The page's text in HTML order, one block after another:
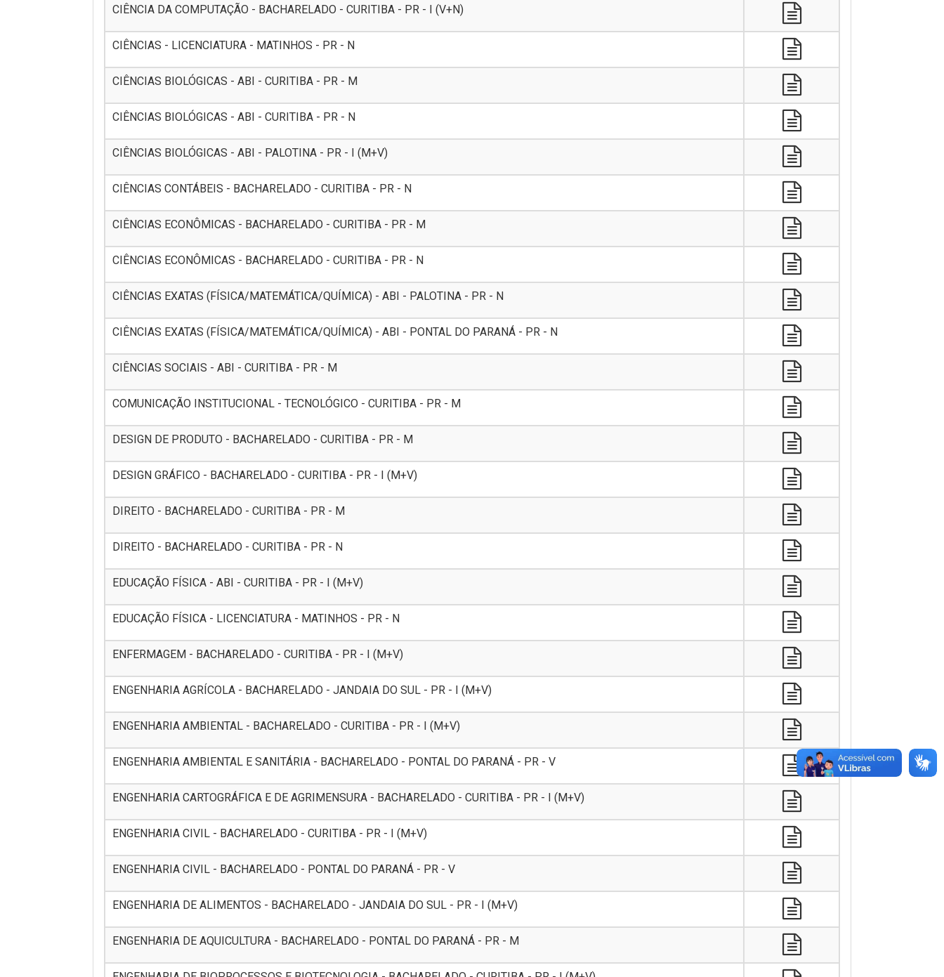
CIÊNCIA DA COMPUTAÇÃO - BACHARELADO - CURITIBA - PR - I (V+N)
CIÊNCIAS - LICENCIATURA - MATINHOS - PR - N
CIÊNCIAS BIOLÓGICAS - ABI - CURITIBA - PR - M
CIÊNCIAS BIOLÓGICAS - ABI - CURITIBA - PR - N
CIÊNCIAS BIOLÓGICAS - ABI - PALOTINA - PR - I (M+V)
CIÊNCIAS CONTÁBEIS - BACHARELADO - CURITIBA - PR - N
CIÊNCIAS ECONÔMICAS - BACHARELADO - CURITIBA - PR - M
CIÊNCIAS ECONÔMICAS - BACHARELADO - CURITIBA - PR - N
CIÊNCIAS EXATAS (FÍSICA/MATEMÁTICA/QUÍMICA) - ABI - PALOTINA - PR - N
CIÊNCIAS EXATAS (FÍSICA/MATEMÁTICA/QUÍMICA) - ABI - PONTAL DO PARANÁ - PR - N
CIÊNCIAS SOCIAIS - ABI - CURITIBA - PR - M
COMUNICAÇÃO INSTITUCIONAL - TECNOLÓGICO - CURITIBA - PR - M
DESIGN DE PRODUTO - BACHARELADO - CURITIBA - PR - M
DESIGN GRÁFICO - BACHARELADO - CURITIBA - PR - I (M+V)
DIREITO - BACHARELADO - CURITIBA - PR - M
DIREITO - BACHARELADO - CURITIBA - PR - N
EDUCAÇÃO FÍSICA - ABI - CURITIBA - PR - I (M+V)
EDUCAÇÃO FÍSICA - LICENCIATURA - MATINHOS - PR - N
ENFERMAGEM - BACHARELADO - CURITIBA - PR - I (M+V)
ENGENHARIA AGRÍCOLA - BACHARELADO - JANDAIA DO SUL - PR - I (M+V)
ENGENHARIA AMBIENTAL - BACHARELADO - CURITIBA - PR - I (M+V)
ENGENHARIA AMBIENTAL E SANITÁRIA - BACHARELADO - PONTAL DO PARANÁ - PR - V
ENGENHARIA CARTOGRÁFICA E DE AGRIMENSURA - BACHARELADO - CURITIBA - PR - I (M+V)
ENGENHARIA CIVIL - BACHARELADO - CURITIBA - PR - I (M+V)
ENGENHARIA CIVIL - BACHARELADO - PONTAL DO PARANÁ - PR - V
ENGENHARIA DE ALIMENTOS - BACHARELADO - JANDAIA DO SUL - PR - I (M+V)
ENGENHARIA DE AQUICULTURA - BACHARELADO - PONTAL DO PARANÁ - PR - M